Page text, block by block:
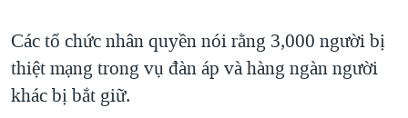
Các tổ chức nhân quyền nói rằng 3,000 người bị
thiệt mạng trong vụ đàn áp và hàng ngàn người
khác bị bắt giữ.